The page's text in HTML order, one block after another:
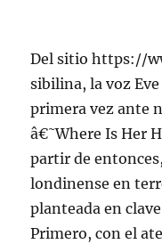
Del sitio https://
sibilina, la voz
primera vez ante
â€˜Where Is Her
partir de
londinense en
planteada en
Primero, con el